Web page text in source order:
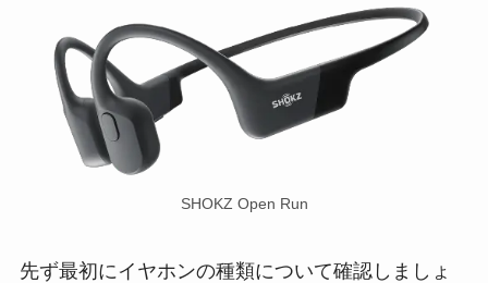
SHOKZ Open Run
先ず最初にイヤホンの種類について確認しましょ